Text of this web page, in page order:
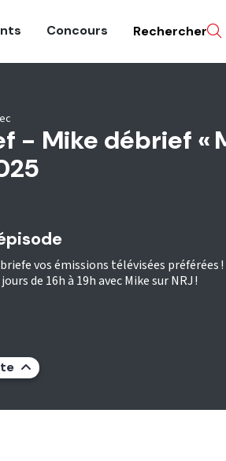
Concours Rechercher
- Mike débrief «
vos émissions télévisées préférées
de 16h à 19h avec Mike sur NRJ !